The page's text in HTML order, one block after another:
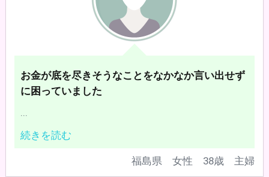
お金が底を尽きそうなことをなかなか言い出せず
に困っていました
続きを読む
福島県 女性 38歳 主婦